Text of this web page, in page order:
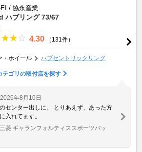
/ 協永産業
ハブリング 73/67
4.30 （131件）
・ホイール ハブセントリックリング
テゴリの取付店を探す
2026年8月10日
センター出しに。 とりあえず、あった方
入れてます。
三菱 ギャランフォルティススポーツバッ